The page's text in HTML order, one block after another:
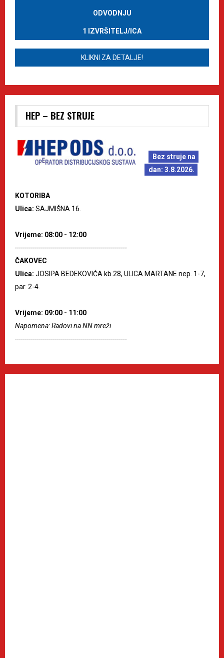
ODVODNJU
1 IZVRŠITELJ/ICA
KLIKNI ZA DETALJE!
HEP – BEZ STRUJE
Bez struje na
dan: 3.8.2026.
KOTORIBA
Ulica: SAJMIŠNA 16.
Vrijeme: 08:00 - 12:00
--------------------------------------------------------
ČAKOVEC
Ulica: JOSIPA BEDEKOVIĆA kb.28, ULICA MARTANE nep. 1-7,
par. 2-4.
Vrijeme: 09:00 - 11:00
Napomena: Radovi na NN mreži
--------------------------------------------------------